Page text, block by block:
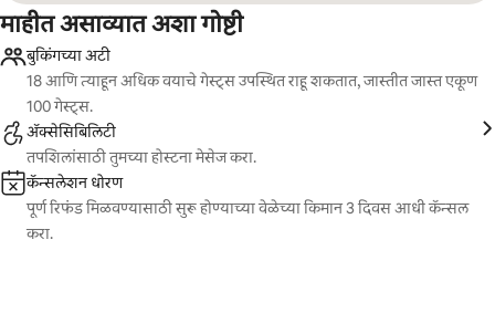
माहीत असाव्यात अशा गोष्टी
बुकिंगच्या अटी
18 आणि त्याहून अधिक वयाचे गेस्ट्स उपस्थित राहू शकतात, जास्तीत जास्त एकूण
100 गेस्ट्स.
ॲक्सेसिबिलिटी
तपशिलांसाठी तुमच्या होस्टना मेसेज करा.
कॅन्सलेशन धोरण
पूर्ण रिफंड मिळवण्यासाठी सुरू होण्याच्या वेळेच्या किमान 3 दिवस आधी कॅन्सल
करा.